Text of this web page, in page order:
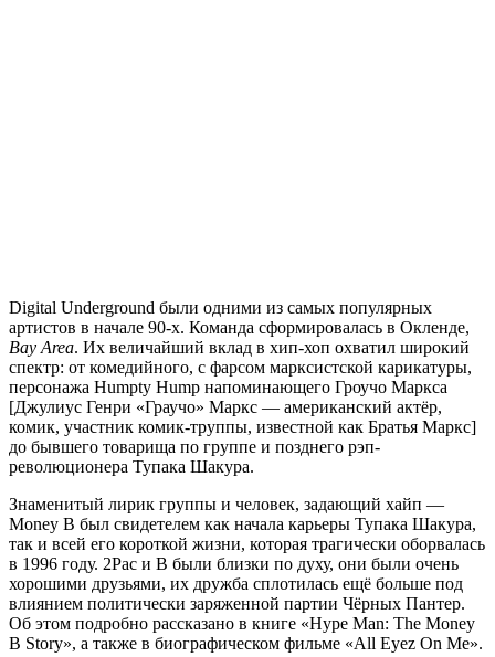
Digital Underground были одними из самых популярных
артистов в начале 90-х. Команда сформировалась в Окленде,
Bay Area. Их величайший вклад в хип-хоп охватил широкий
спектр: от комедийного, с фарсом марксистской карикатуры,
персонажа Humpty Hump напоминающего Гроучо Маркса
[Джулиус Генри «Граучо» Маркс — американский актёр,
комик, участник комик-труппы, известной как Братья Маркс]
до бывшего товарища по группе и позднего рэп-
революционера Тупака Шакура.
Знаменитый лирик группы и человек, задающий хайп —
Money B был свидетелем как начала карьеры Тупака Шакура,
так и всей его короткой жизни, которая трагически оборвалась
в 1996 году. 2Pac и B были близки по духу, они были очень
хорошими друзьями, их дружба сплотилась ещё больше под
влиянием политически заряженной партии Чёрных Пантер.
Об этом подробно рассказано в книге «Hype Man: The Money
B Story», а также в биографическом фильме «All Eyez On Me».